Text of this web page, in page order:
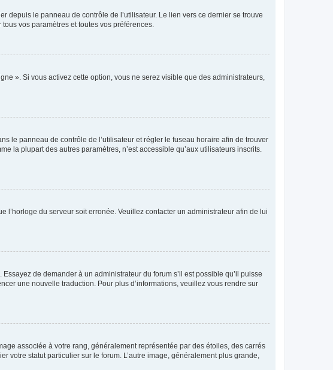
depuis le panneau de contrôle de l’utilisateur. Le lien vers ce dernier se trouve
vos paramètres et toutes vos préférences.
». Si vous activez cette option, vous ne serez visible que des administrateurs,
le panneau de contrôle de l’utilisateur et régler le fuseau horaire afin de trouver
la plupart des autres paramètres, n’est accessible qu’aux utilisateurs inscrits.
l’horloge du serveur soit erronée. Veuillez contacter un administrateur afin de lui
de demander à un administrateur du forum s’il est possible qu’il puisse
une nouvelle traduction. Pour plus d’informations, veuillez vous rendre sur
associée à votre rang, généralement représentée par des étoiles, des carrés
statut particulier sur le forum. L’autre image, généralement plus grande,